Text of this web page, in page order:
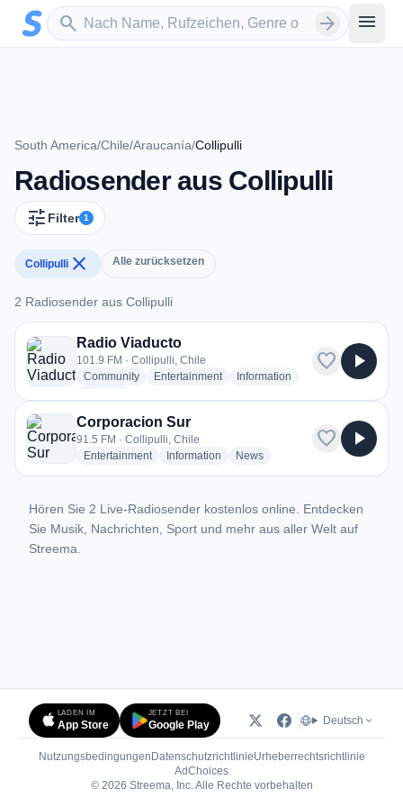
Zum Hauptinhalt springen
search
Sender suchen arrow_forward menu
South America/Chile/Araucanía/Collipulli
Radiosender aus Collipulli
tune Filter 1
Collipulli close Alle zurücksetzen
2 Radiosender aus Collipulli
2 Radiosender aus Collipulli
Radio Viaducto
101.9 FM · Collipulli, Chile
Communityradio stations
Entertainmentradio stations
Information radio stations
favorite play_arrow
Corporacion Sur
91.5 FM · Collipulli, Chile
Entertainmentradio stations
Information radio stations
Newsradio stations
favorite play_arrow
Hören Sie 2 Live-Radiosender kostenlos online. Entdecken
Sie Musik, Nachrichten, Sport und mehr aus aller Welt auf
Streema.
LADEN IM
App Store
JETZT BEI
Google Play Deutsch
Nutzungsbedingungen DatenschutzrichtlinieUrheberrechtsrichtlinie
AdChoices(öffnet in neuem Tab)
© 2026 Streema, Inc. Alle Rechte vorbehalten